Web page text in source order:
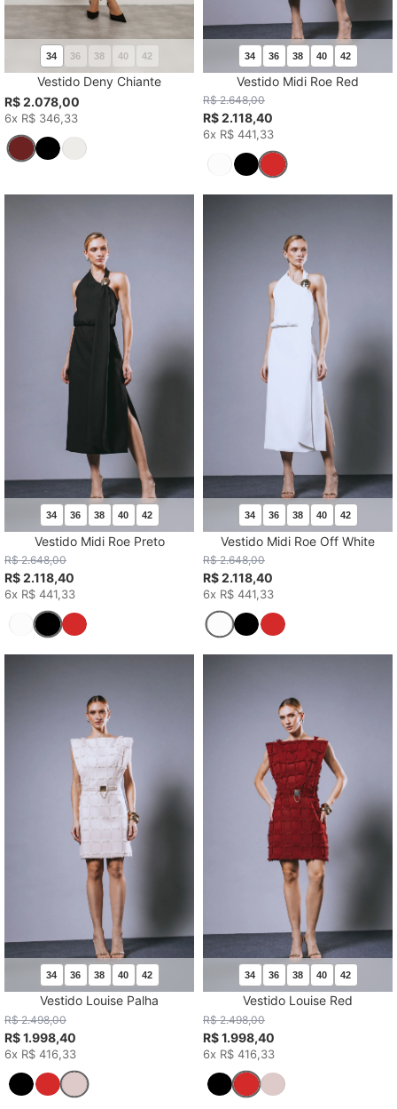
34 36 38 40 42
Vestido Deny Chiante
R$ 2.078,00
6x R$ 346,33
34 36 38 40 42
Vestido Midi Roe Red
R$ 2.648,00
R$ 2.118,40
6x R$ 441,33
34 36 38 40 42
Vestido Midi Roe Preto
R$ 2.648,00
R$ 2.118,40
6x R$ 441,33
34 36 38 40 42
Vestido Midi Roe Off White
R$ 2.648,00
R$ 2.118,40
6x R$ 441,33
34 36 38 40 42
Vestido Louise Palha
R$ 2.498,00
R$ 1.998,40
6x R$ 416,33
34 36 38 40 42
Vestido Louise Red
R$ 2.498,00
R$ 1.998,40
6x R$ 416,33